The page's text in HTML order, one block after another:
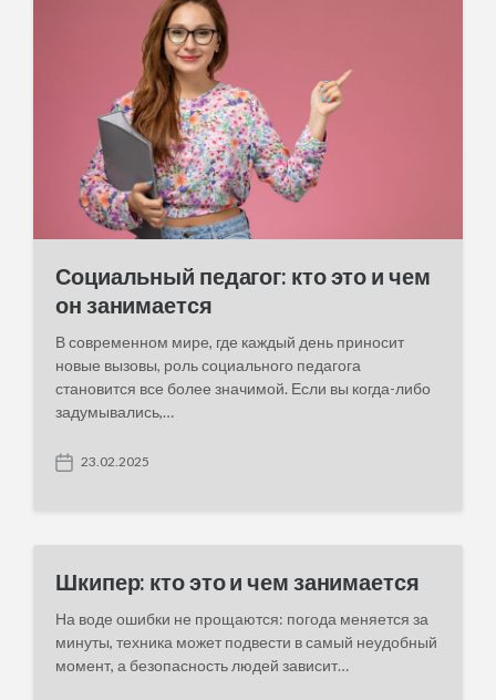
Социальный педагог: кто это и чем
он занимается
В современном мире, где каждый день приносит
новые вызовы, роль социального педагога
становится все более значимой. Если вы когда-либо
задумывались,…
P
t
e
23.02.2025
Шкипер: кто это и чем занимается
На воде ошибки не прощаются: погода меняется за
минуты, техника может подвести в самый неудобный
момент, а безопасность людей зависит…